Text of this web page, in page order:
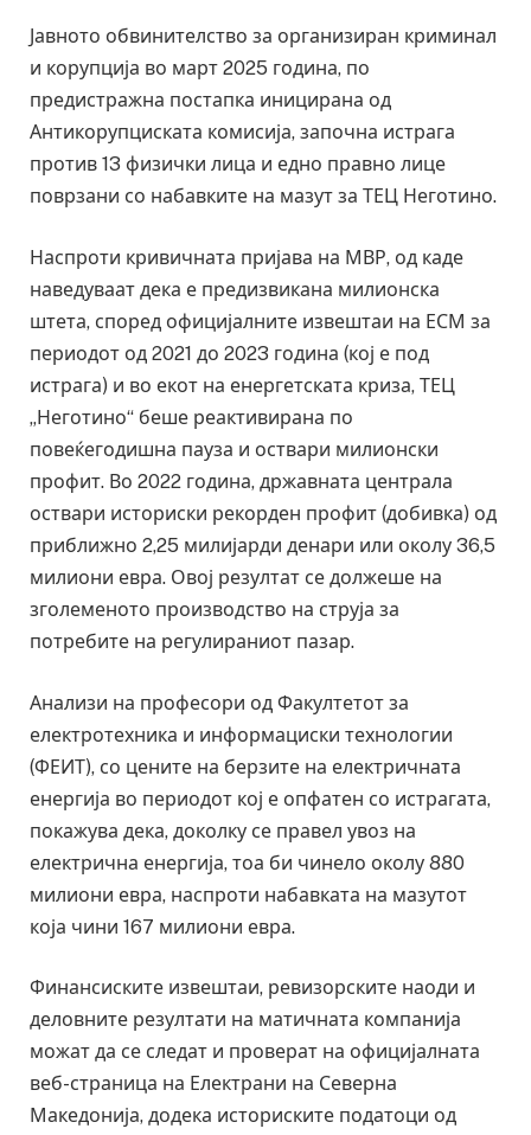
Јавното обвинителство за организиран криминал
и корупција во март 2025 година, по
предистражна постапка иницирана од
Антикорупциската комисија, започна истрага
против 13 физички лица и едно правно лице
поврзани со набавките на мазут за ТЕЦ Неготино.
Наспроти кривичната пријава на МВР, од каде
наведуваат дека е предизвикана милионска
штета, според официјалните извештаи на ЕСМ за
периодот од 2021 до 2023 година (кој е под
истрага) и во екот на енергетската криза, ТЕЦ
„Неготино“ беше реактивирана по
повеќегодишна пауза и оствари милионски
профит. Во 2022 година, државната централа
оствари историски рекорден профит (добивка) од
приближно 2,25 милијарди денари или околу 36,5
милиони евра. Овој резултат се должеше на
зголеменото производство на струја за
потребите на регулираниот пазар.
Анализи на професори од Факултетот за
електротехника и информациски технологии
(ФЕИТ), со цените на берзите на електричната
енергија во периодот кој е опфатен со истрагата,
покажува дека, доколку се правел увоз на
електрична енергија, тоа би чинело околу 880
милиони евра, наспроти набавката на мазутот
која чини 167 милиони евра.
Финансиските извештаи, ревизорските наоди и
деловните резултати на матичната компанија
можат да се следат и проверат на официјалната
веб-страница на Електрани на Северна
Македонија, додека историските податоци од